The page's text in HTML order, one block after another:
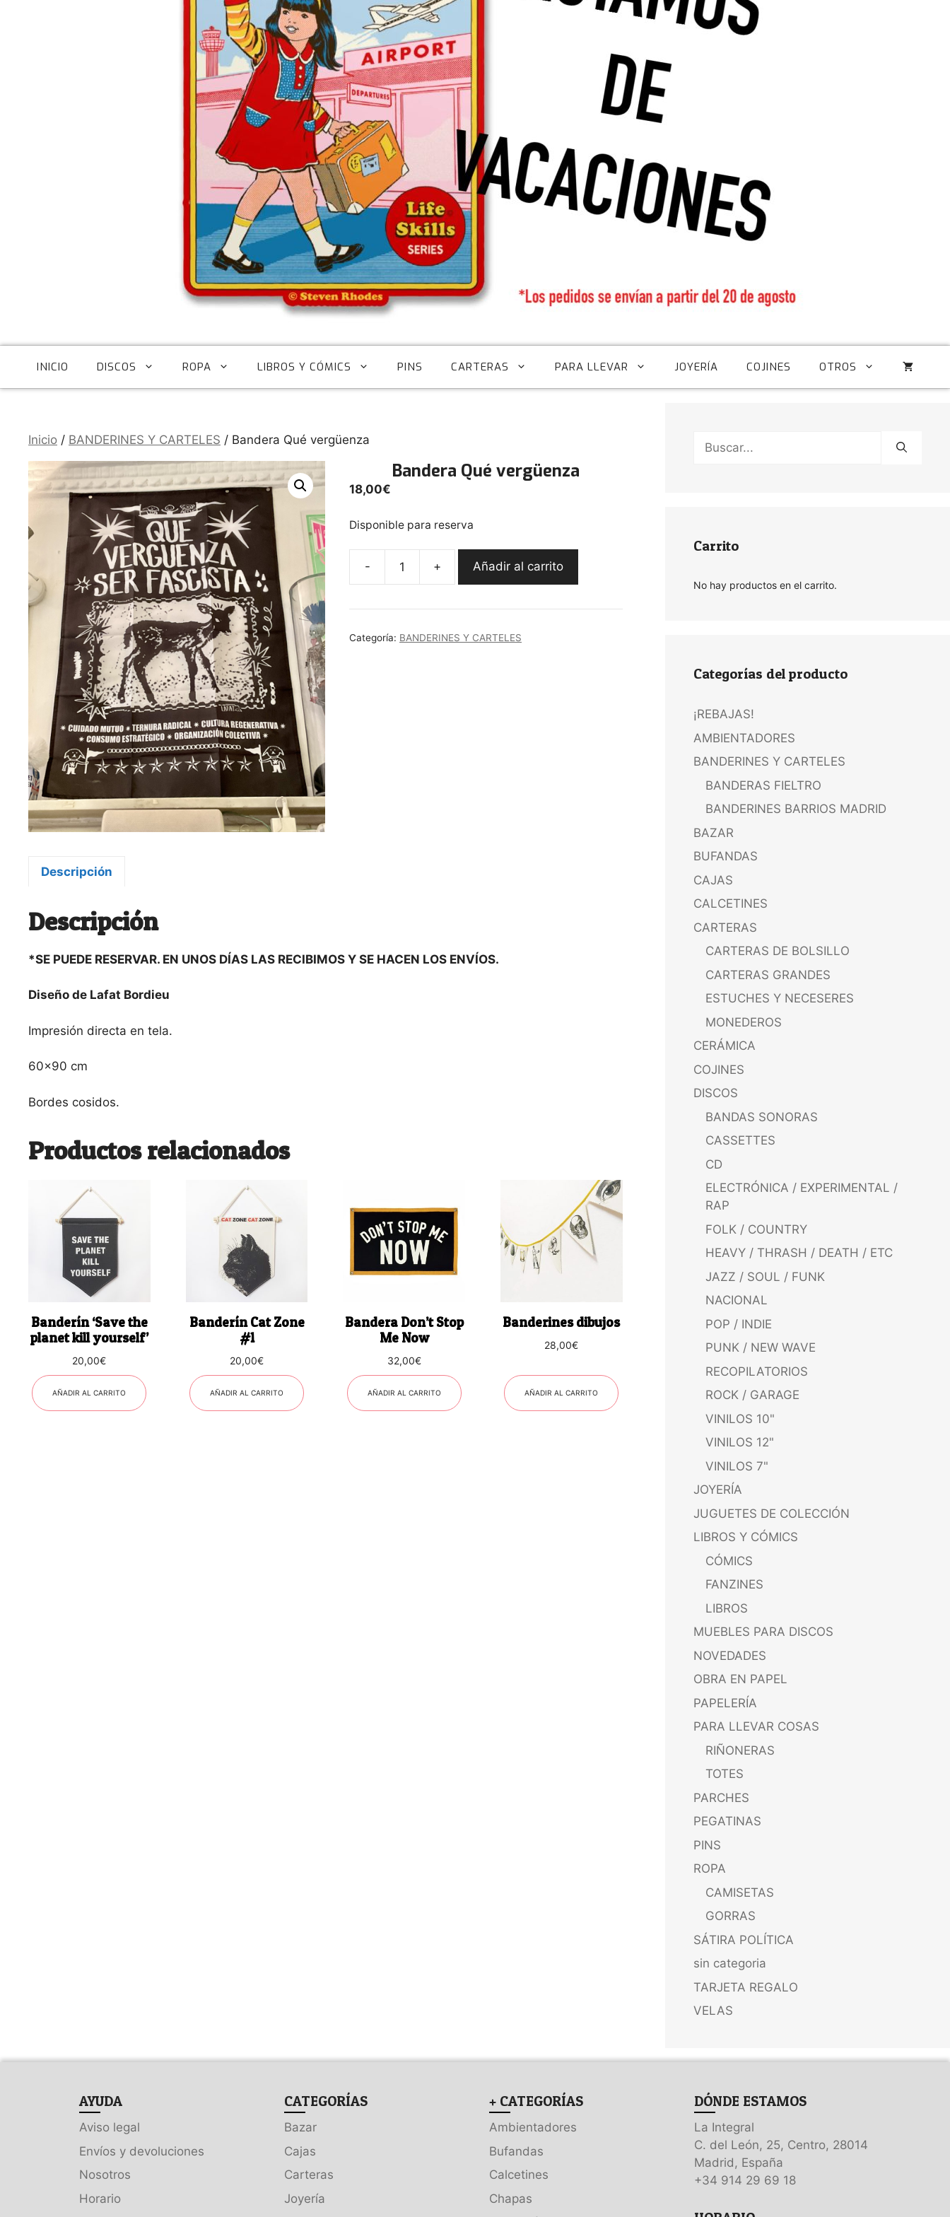
INICIO DISCOS ROPA LIBROS Y CÓMICS PINS CARTERAS PARA LLEVAR JOYERÍA COJINES OTROS
Inicio / BANDERINES Y CARTELES / Bandera Qué vergüenza
Bandera Qué vergüenza
18,00€
Disponible para reserva
-
vergüenza
+ Añadir al carrito
Categoría: BANDERINES Y CARTELES
Descripción
Descripción
*SE PUEDE RESERVAR. EN UNOS DÍAS LAS RECIBIMOS Y SE HACEN LOS ENVÍOS.
Diseño de Lafat Bordieu
Impresión directa en tela.
60×90 cm
Bordes cosidos.
Productos relacionados
Banderín ‘Save the
planet kill yourself’
20,00€
AÑADIR AL CARRITO
Banderín Cat Zone
#1
20,00€
AÑADIR AL CARRITO
Bandera Don’t Stop
Me Now
32,00€
AÑADIR AL CARRITO
Banderines dibujos
28,00€
AÑADIR AL CARRITO
Buscar:
Carrito
No hay productos en el carrito.
Categorías del producto
¡REBAJAS!
AMBIENTADORES
BANDERINES Y CARTELES
BANDERAS FIELTRO
BANDERINES BARRIOS MADRID
BAZAR
BUFANDAS
CAJAS
CALCETINES
CARTERAS
CARTERAS DE BOLSILLO
CARTERAS GRANDES
ESTUCHES Y NECESERES
MONEDEROS
CERÁMICA
COJINES
DISCOS
BANDAS SONORAS
CASSETTES
CD
ELECTRÓNICA / EXPERIMENTAL /
RAP
FOLK / COUNTRY
HEAVY / THRASH / DEATH / ETC
JAZZ / SOUL / FUNK
NACIONAL
POP / INDIE
PUNK / NEW WAVE
RECOPILATORIOS
ROCK / GARAGE
VINILOS 10"
VINILOS 12"
VINILOS 7"
JOYERÍA
JUGUETES DE COLECCIÓN
LIBROS Y CÓMICS
CÓMICS
FANZINES
LIBROS
MUEBLES PARA DISCOS
NOVEDADES
OBRA EN PAPEL
PAPELERÍA
PARA LLEVAR COSAS
RIÑONERAS
TOTES
PARCHES
PEGATINAS
PINS
ROPA
CAMISETAS
GORRAS
SÁTIRA POLÍTICA
sin categoria
TARJETA REGALO
VELAS
AYUDA
Aviso legal
Envíos y devoluciones
Nosotros
Horario
CATEGORÍAS
Bazar
Cajas
Carteras
Joyería
+ CATEGORÍAS
Ambientadores
Bufandas
Calcetines
Chapas
DÓNDE ESTAMOS
La Integral
C. del León, 25, Centro, 28014
Madrid, España
+34 914 29 69 18